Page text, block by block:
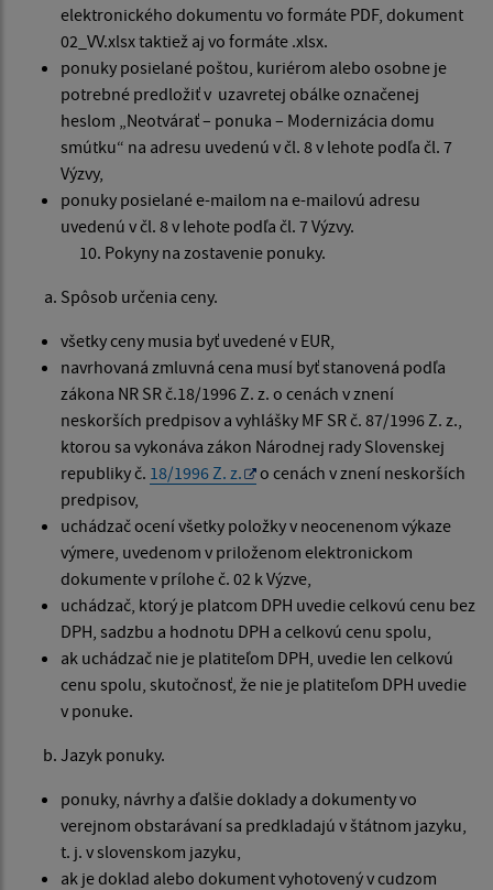
elektronického dokumentu vo formáte PDF, dokument
02_VV.xlsx taktiež aj vo formáte .xlsx.
ponuky posielané poštou, kuriérom alebo osobne je
potrebné predložiť v uzavretej obálke označenej
heslom „Neotvárať – ponuka – Modernizácia domu
smútku“ na adresu uvedenú v čl. 8 v lehote podľa čl. 7
Výzvy,
ponuky posielané e-mailom na e-mailovú adresu
uvedenú v čl. 8 v lehote podľa čl. 7 Výzvy.
Pokyny na zostavenie ponuky.
Spôsob určenia ceny.
všetky ceny musia byť uvedené v EUR,
navrhovaná zmluvná cena musí byť stanovená podľa
zákona NR SR č.18/1996 Z. z. o cenách v znení
neskorších predpisov a vyhlášky MF SR č. 87/1996 Z. z.,
ktorou sa vykonáva zákon Národnej rady Slovenskej
republiky č. 18/1996 Z. z.
o cenách v znení neskorších
predpisov,
uchádzač ocení všetky položky v neocenenom výkaze
výmere, uvedenom v priloženom elektronickom
dokumente v prílohe č. 02 k Výzve,
uchádzač, ktorý je platcom DPH uvedie celkovú cenu bez
DPH, sadzbu a hodnotu DPH a celkovú cenu spolu,
ak uchádzač nie je platiteľom DPH, uvedie len celkovú
cenu spolu, skutočnosť, že nie je platiteľom DPH uvedie
v ponuke.
Jazyk ponuky.
ponuky, návrhy a ďalšie doklady a dokumenty vo
verejnom obstarávaní sa predkladajú v štátnom jazyku,
t. j. v slovenskom jazyku,
ak je doklad alebo dokument vyhotovený v cudzom